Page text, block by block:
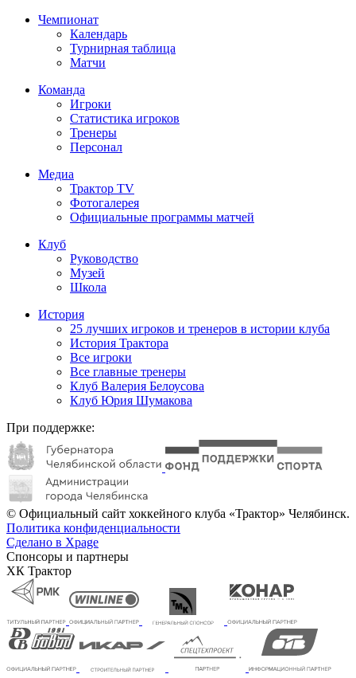
Чемпионат
Календарь
Турнирная таблица
Матчи
Команда
Игроки
Статистика игроков
Тренеры
Персонал
Медиа
Трактор TV
Фотогалерея
Официальные программы матчей
Клуб
Руководство
Музей
Школа
История
25 лучших игроков и тренеров в истории клуба
История Трактора
Все игроки
Все главные тренеры
Клуб Валерия Белоусова
Клуб Юрия Шумакова
При поддержке:
© Официальный сайт хоккейного клуба «Трактор» Челябинск.
Политика конфиденциальности
Сделано в Xpage
Спонсоры и партнеры
ХК Трактор